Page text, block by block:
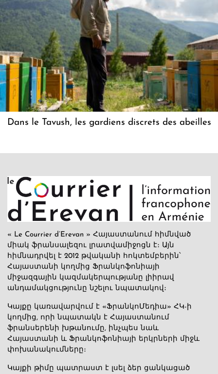
Dans le Tavush, les gardiens discrets des abeilles
« Le Courrier d’Erevan » Հայաստանում հիմնված
միակ ֆրանսալեզու լրատվամիջոցն է։ Այն
հիմնադրվել է 2012 թվականի հոկտեմբերին՝
Հայաստանի կողմից Ֆրանկոֆոնիայի
միջազգային կազմակերպությանը լիիրավ
անդամակցությունը նշելու նպատակով։
Կայքը կառավարվում է «ՖրանկոՄեդիա» ՀԿ-ի
կողմից, որի նպատակն է Հայաստանում
ֆրանսերենի խթանումը, ինչպես նաև
Հայաստանի և Ֆրանկոֆոնիայի երկրների միջև
փոխանակումները։
Կայքի թիմը պատրաստ է լսել ձեր ցանկացած